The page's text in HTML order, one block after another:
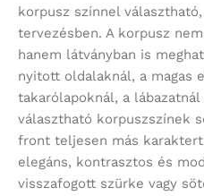
korpusz színnel
tervezésben. A korpusz
hanem látványban is
nyitott oldalaknál, a magas
takarólapoknál, a
választható korpuszszínek
front teljesen más
elegáns, kontrasztos és
visszafogott szürke vagy